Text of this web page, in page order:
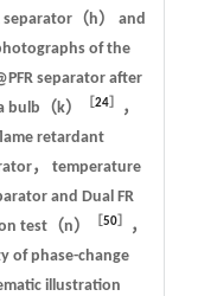
separator（h） and
of the
separator after
bulb（k）
［24］
，
retardant
， temperature
and Dual FR
test（n）
［50］
，
of phase-change
illustration